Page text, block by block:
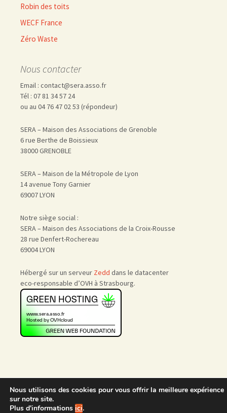
Robin des toits
WECF France
Zéro Waste
Nous contacter
Email : contact@sera.asso.fr
Tél : 07 81 34 57 24
ou au 04 76 47 02 53 (répondeur)
SERA – Maison des Associations de Grenoble
6 rue Berthe de Boissieux
38000 GRENOBLE
SERA – Maison de la Métropole de Lyon
14 avenue Tony Garnier
69007 LYON
Notre siège social :
SERA – Maison des Associations de la Croix-Rousse
28 rue Denfert-Rochereau
69004 LYON
Hébergé sur un serveur Zedd dans le datacenter
eco-responsable d’OVH à Strasbourg.
Accueil | Nous rejoindre
Admin
Nous utilisons des cookies pour vous offrir la meilleure expérience
sur notre site.
Plus d'informations ici.